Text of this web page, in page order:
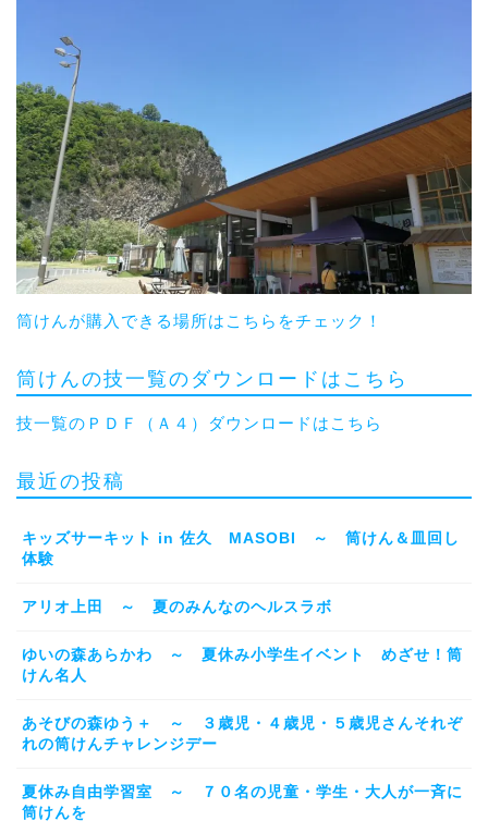
筒けんが購入できる場所はこちらをチェック！
筒けんの技一覧のダウンロードはこちら
技一覧のＰＤＦ（Ａ４）ダウンロードはこちら
最近の投稿
キッズサーキット in 佐久 MASOBI ～ 筒けん＆皿回し
体験
アリオ上田 ～ 夏のみんなのヘルスラボ
ゆいの森あらかわ ～ 夏休み小学生イベント めざせ！筒
けん名人
あそびの森ゆう＋ ～ ３歳児・４歳児・５歳児さんそれぞ
れの筒けんチャレンジデー
夏休み自由学習室 ～ ７０名の児童・学生・大人が一斉に
筒けんを